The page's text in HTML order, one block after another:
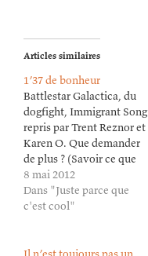
Articles similaires
1’37 de bonheur
Battlestar Galactica, du
dogfight, Immigrant Song
repris par Trent Reznor et
Karen O. Que demander
de plus ? (Savoir ce que
devient ce projet, où l'on
devrait suivre un jeune
William Adama lors de
première guerre contre les
8 mai 2012
Dans "Juste parce que
c'est cool"